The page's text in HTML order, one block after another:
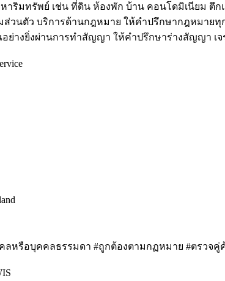
ริมทรัพย์ เช่น ที่ดิน ห้องพัก บ้าน คอนโดมิเนียม ตึ
วนตัว บริการด้านกฎหมาย ให้คำปรึกษากฎหมาย
างยิ่งผ่านการทำสัญญา ให้คำปรึกษาร่างสัญญา เจ
หรือบุคคลธรรมดา #ถูกต้องตามกฏหมาย #ตรวจคู่